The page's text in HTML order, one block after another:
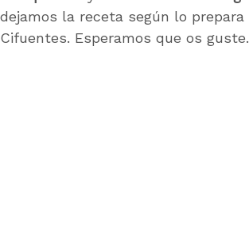
dejamos la receta según lo prepara
Cifuentes. Esperamos que os guste.